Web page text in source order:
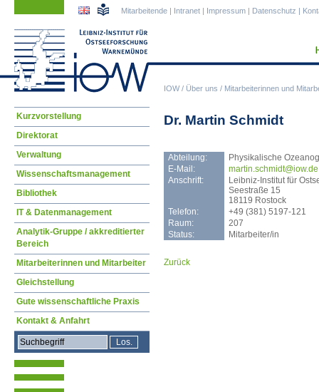
IOW/ Über uns / Mitarbeiterinnen und
Mitarbeitende | Intranet | Impressum | Datenschutz |
Dr. Martin Schmidt
Abteilung:
Physikalische
E-Mail:
martin.schmidt@iow.de
Anschrift:
Leibniz-Institut für
Seestraße 15
18119 Rostock
Telefon:
+49 (381) 5197-121
Raum:
207
Status:
Mitarbeiter/in
Zurück
Navigation
Kurzvorstellung
Direktorat
Verwaltung
Wissenschaftsmanagement
Bibliothek
IT & Datenmanagement
Analytik-Gruppe / akkreditierter
Bereich
Mitarbeiterinnen und Mitarbeiter
Gleichstellung
Gute wissenschaftliche Praxis
Kontakt & Anfahrt